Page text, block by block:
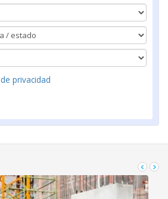
privacidad